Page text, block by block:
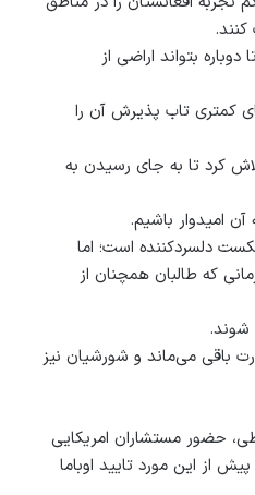
بتواند اراضی از
کمتری تاب پذیرش آن را
کرد تا به جای رسیدن به
امیدوار باشیم.
دلسردکننده است؛ اما
که طالبان همچنان از
باقی می‌ماند و شورشیان نیز
حضور مستشاران امریکایی
از این مورد تایید اوباما